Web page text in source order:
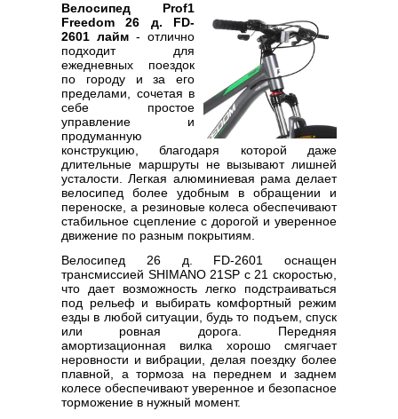
Велосипед Prof1
Freedom 26 д. FD-
2601 лайм - отлично
подходит для
ежедневных поездок
по городу и за его
пределами, сочетая в
себе простое
управление и
продуманную
конструкцию, благодаря которой даже
длительные маршруты не вызывают лишней
усталости. Легкая алюминиевая рама делает
велосипед более удобным в обращении и
переноске, а резиновые колеса обеспечивают
стабильное сцепление с дорогой и уверенное
движение по разным покрытиям.
Велосипед 26 д. FD-2601 оснащен
трансмиссией SHIMANO 21SP с 21 скоростью,
что дает возможность легко подстраиваться
под рельеф и выбирать комфортный режим
езды в любой ситуации, будь то подъем, спуск
или ровная дорога. Передняя
амортизационная вилка хорошо смягчает
неровности и вибрации, делая поездку более
плавной, а тормоза на переднем и заднем
колесе обеспечивают уверенное и безопасное
торможение в нужный момент.